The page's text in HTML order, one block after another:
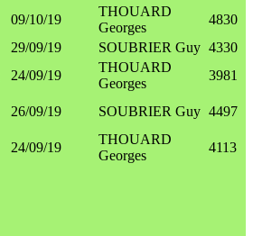
09/10/19
THOUARD
Georges
4830
29/09/19 SOUBRIER Guy 4330
24/09/19
THOUARD
Georges
3981
26/09/19 SOUBRIER Guy 4497
24/09/19
THOUARD
Georges
4113